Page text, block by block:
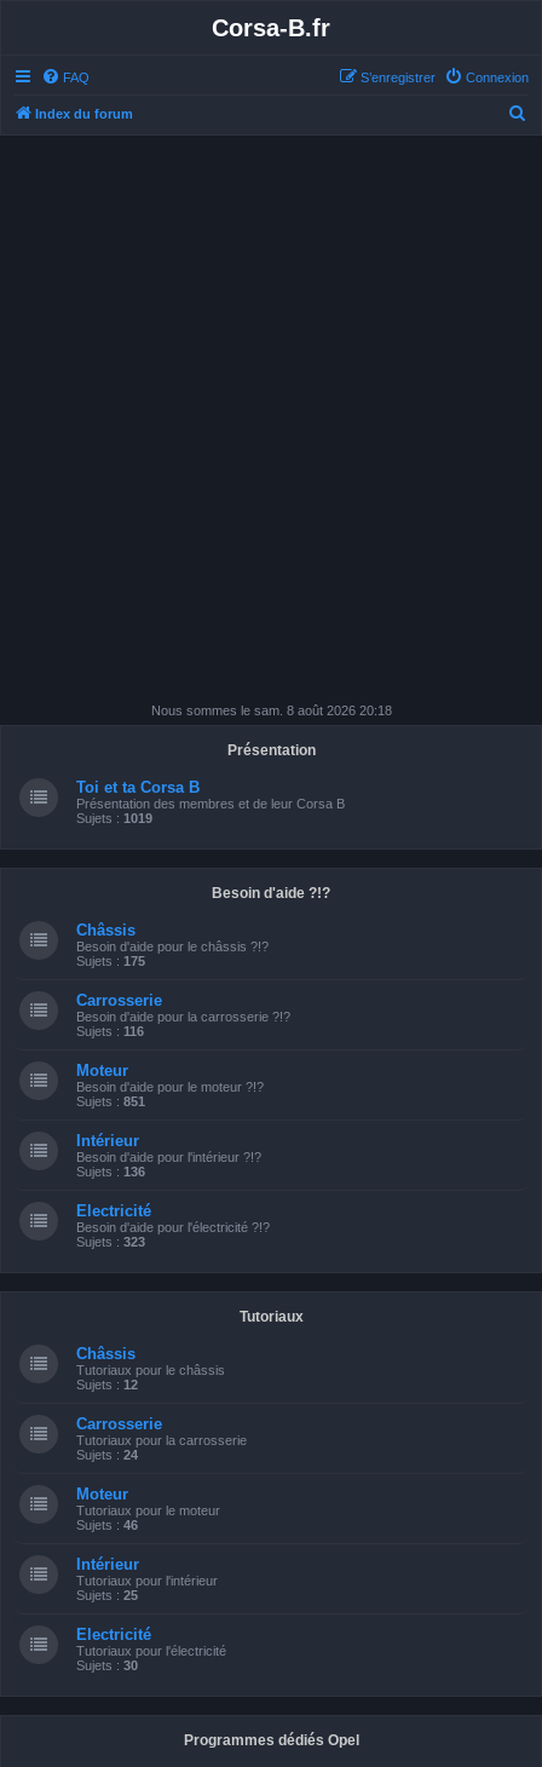
Corsa-B.fr
FAQ Connexion
S’enregistrer
Index du forum
Nous sommes le sam. 8 août 2026 20:18
Présentation
Toi et ta Corsa B
Présentation des membres et de leur Corsa B
Sujets : 1019
Besoin d'aide ?!?
Châssis
Besoin d'aide pour le châssis ?!?
Sujets : 175
Carrosserie
Besoin d'aide pour la carrosserie ?!?
Sujets : 116
Moteur
Besoin d'aide pour le moteur ?!?
Sujets : 851
Intérieur
Besoin d'aide pour l'intérieur ?!?
Sujets : 136
Electricité
Besoin d'aide pour l'électricité ?!?
Sujets : 323
Tutoriaux
Châssis
Tutoriaux pour le châssis
Sujets : 12
Carrosserie
Tutoriaux pour la carrosserie
Sujets : 24
Moteur
Tutoriaux pour le moteur
Sujets : 46
Intérieur
Tutoriaux pour l'intérieur
Sujets : 25
Electricité
Tutoriaux pour l'électricité
Sujets : 30
Programmes dédiés Opel